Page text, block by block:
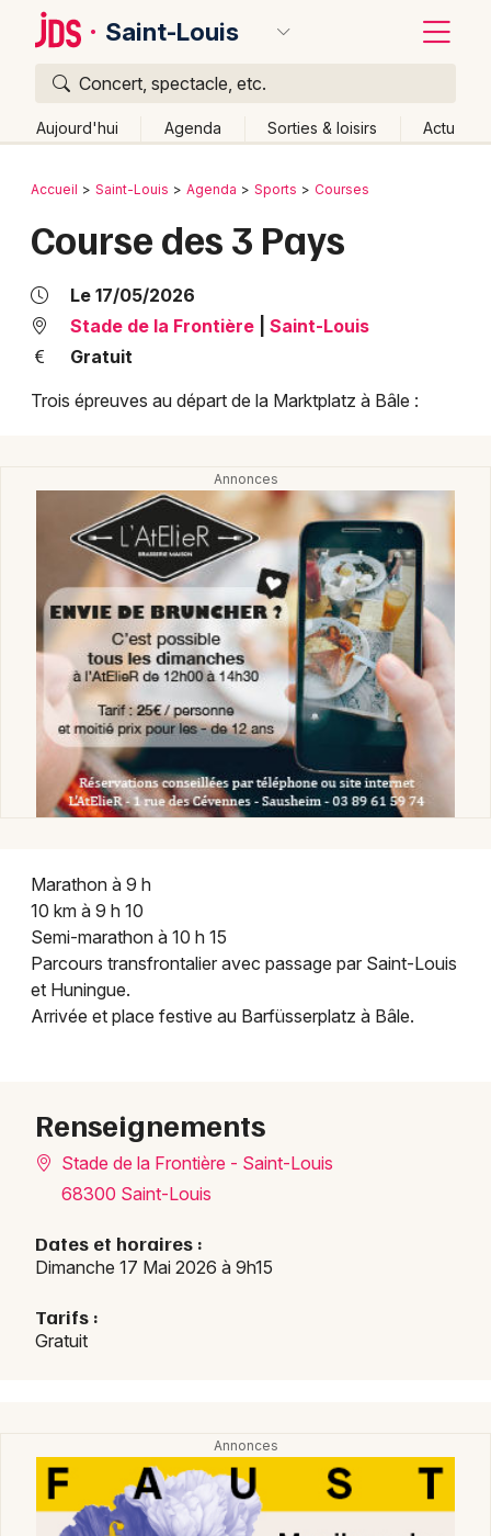
Saint-Louis
Concert, spectacle, etc.
Aujourd'hui Agenda Sorties & loisirs Actu
Publier un événement
Grands événements
Spectacles
Concerts
Sports
Soirées
Sorties famille
Expos
Courses dans le Haut-Rhin
Courses en Alsace
Courses dans le Grand Est
Jeux concours
Newsletter des sorties
Artistes en tournée
Magazine à Saint-Louis
Restaurants
Bordeaux
Lille
Lyon
Marseille
Nantes
Nice
Paris
Strasbourg
Toulouse
Toutes les villes
Retour
Accueil Saint-Louis Agenda Sports Courses
Course des 3 Pays
Le 17/05/2026
Stade de la Frontière
Saint-Louis
Gratuit
Trois épreuves au départ de la Marktplatz à Bâle :
Marathon à 9 h
10 km à 9 h 10
Semi-marathon à 10 h 15
Parcours transfrontalier avec passage par Saint-Louis
et Huningue.
Arrivée et place festive au Barfüsserplatz à Bâle.
Renseignements
Stade de la Frontière - Saint-Louis
68300 Saint-Louis
Dates et horaires :
Dimanche 17 Mai 2026 à 9h15
Tarifs :
Gratuit
Quoi ?
Où ?
Partout
Près de moi Changer de lieu
Quand ?
Aujourd'hui
Demain Ce week-end Autre